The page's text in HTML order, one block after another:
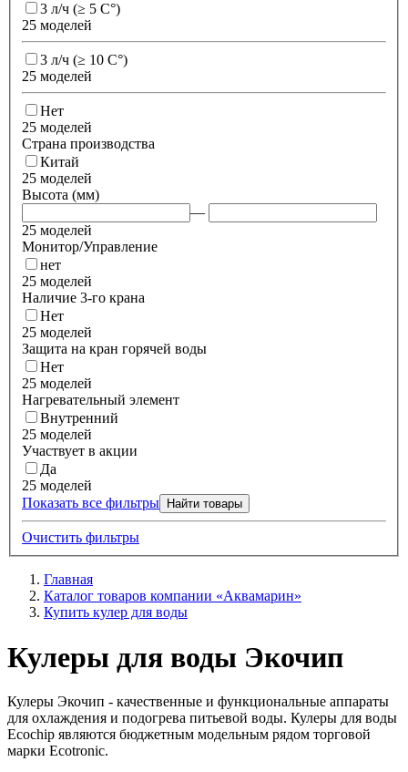
3 л/ч (≥ 5 C°)
25 моделей
3 л/ч (≥ 10 C°)
25 моделей
Нет
25 моделей
Страна производства
Китай
25 моделей
Высота (мм)
—
25 моделей
Монитор/Управление
нет
25 моделей
Наличие 3-го крана
Нет
25 моделей
Защита на кран горячей воды
Нет
25 моделей
Нагревательный элемент
Внутренний
25 моделей
Участвует в акции
Да
25 моделей
Показать все фильтры
Найти товары
Очистить фильтры
Главная
Каталог товаров компании «Аквамарин»
Купить кулер для воды
Кулеры для воды Экочип
Кулеры Экочип - качественные и функциональные аппараты
для охлаждения и подогрева питьевой воды. Кулеры для воды
Ecochip являются бюджетным модельным рядом торговой
марки Ecotronic.